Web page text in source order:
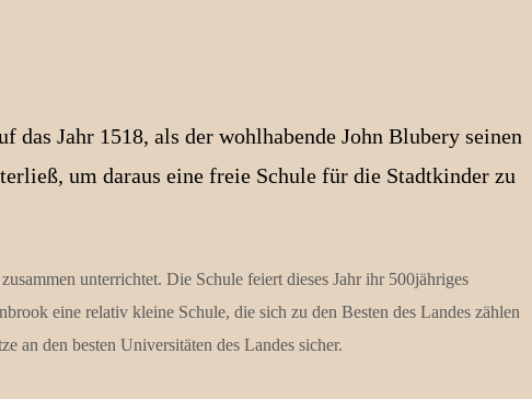
das Jahr 1518, als der wohlhabende John Blubery seinen
um daraus eine freie Schule für die Stadtkinder zu
unterrichtet. Die Schule feiert dieses Jahr ihr 500jähriges
eine relativ kleine Schule, die sich zu den Besten des Landes zählen
an den besten Universitäten des Landes sicher.